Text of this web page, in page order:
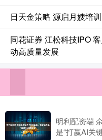
日天金策略 源启月嫂培
同花证券 江松科技IPO
动高质量发展
明利配资端
是“打赢AI关